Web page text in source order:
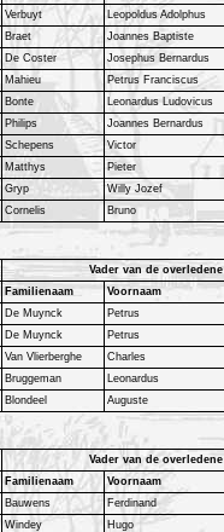
Verbuyt Leopoldus Adolphus
Braet Joannes Baptiste
De Coster Josephus Bernardus
Mahieu Petrus Franciscus
Bonte Leonardus Ludovicus
Philips Joannes Bernardus
Schepens Victor
Matthys Pieter
Gryp Willy Jozef
Cornelis Bruno
Vader van de overledene
Familienaam Voornaam
De Muynck Petrus
De Muynck Petrus
Van Vlierberghe Charles
Bruggeman Leonardus
Blondeel Auguste
Vader van de overledene
Familienaam Voornaam
Bauwens Ferdinand
Windey Hugo